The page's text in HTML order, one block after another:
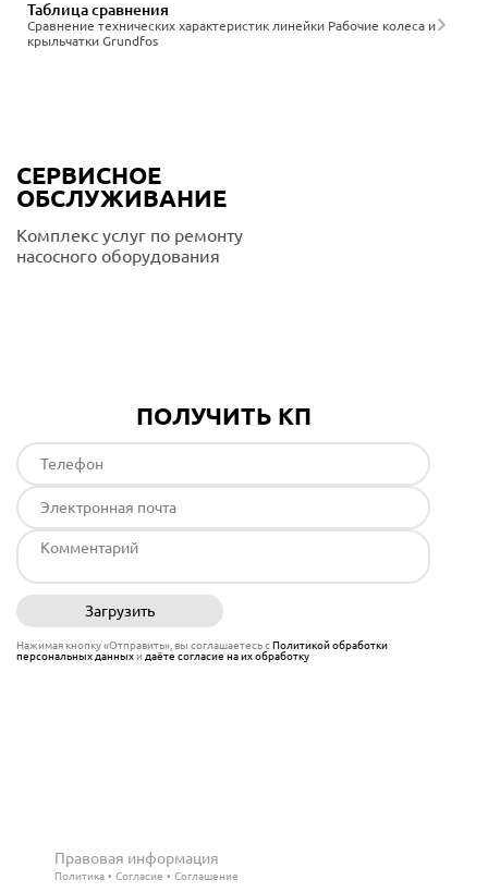
Сравнение технических характеристик линейки Рабочие колеса и
крыльчатки Grundfos
Таблица сравнения
СЕРВИСНОЕ
ОБСЛУЖИВАНИЕ
Комплекс услуг по ремонту
насосного оборудования
ПОЛУЧИТЬ КП
Загрузить
Нажимая кнопку «Отправить», вы соглашаетесь сПолитикой обработки
персональных данныхи даёте согласие на их обработку
Правовая информация
Политика Согласие Соглашение